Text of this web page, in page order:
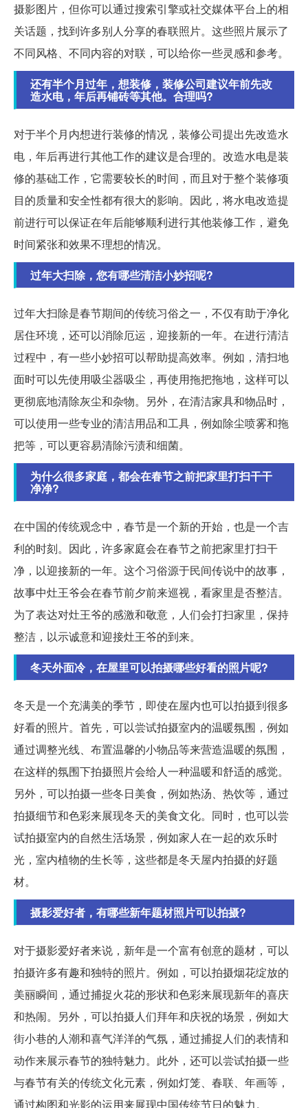
摄影图片，但你可以通过搜索引擎或社交媒体平台上的相
关话题，找到许多别人分享的春联照片。这些照片展示了
不同风格、不同内容的对联，可以给你一些灵感和参考。
还有半个月过年，想装修，装修公司建议年前先改
造水电，年后再铺砖等其他。合理吗?
对于半个月内想进行装修的情况，装修公司提出先改造水
电，年后再进行其他工作的建议是合理的。改造水电是装
修的基础工作，它需要较长的时间，而且对于整个装修项
目的质量和安全性都有很大的影响。因此，将水电改造提
前进行可以保证在年后能够顺利进行其他装修工作，避免
时间紧张和效果不理想的情况。
过年大扫除，您有哪些清洁小妙招呢?
过年大扫除是春节期间的传统习俗之一，不仅有助于净化
居住环境，还可以消除厄运，迎接新的一年。在进行清洁
过程中，有一些小妙招可以帮助提高效率。例如，清扫地
面时可以先使用吸尘器吸尘，再使用拖把拖地，这样可以
更彻底地清除灰尘和杂物。另外，在清洁家具和物品时，
可以使用一些专业的清洁用品和工具，例如除尘喷雾和拖
把等，可以更容易清除污渍和细菌。
为什么很多家庭，都会在春节之前把家里打扫干干
净净?
在中国的传统观念中，春节是一个新的开始，也是一个吉
利的时刻。因此，许多家庭会在春节之前把家里打扫干
净，以迎接新的一年。这个习俗源于民间传说中的故事，
故事中灶王爷会在春节前夕前来巡视，看家里是否整洁。
为了表达对灶王爷的感激和敬意，人们会打扫家里，保持
整洁，以示诚意和迎接灶王爷的到来。
冬天外面冷，在屋里可以拍摄哪些好看的照片呢?
冬天是一个充满美的季节，即使在屋内也可以拍摄到很多
好看的照片。首先，可以尝试拍摄室内的温暖氛围，例如
通过调整光线、布置温馨的小物品等来营造温暖的氛围，
在这样的氛围下拍摄照片会给人一种温暖和舒适的感觉。
另外，可以拍摄一些冬日美食，例如热汤、热饮等，通过
拍摄细节和色彩来展现冬天的美食文化。同时，也可以尝
试拍摄室内的自然生活场景，例如家人在一起的欢乐时
光，室内植物的生长等，这些都是冬天屋内拍摄的好题
材。
摄影爱好者，有哪些新年题材照片可以拍摄?
对于摄影爱好者来说，新年是一个富有创意的题材，可以
拍摄许多有趣和独特的照片。例如，可以拍摄烟花绽放的
美丽瞬间，通过捕捉火花的形状和色彩来展现新年的喜庆
和热闹。另外，可以拍摄人们拜年和庆祝的场景，例如大
街小巷的人潮和喜气洋洋的气氛，通过捕捉人们的表情和
动作来展示春节的独特魅力。此外，还可以尝试拍摄一些
与春节有关的传统文化元素，例如灯笼、春联、年画等，
通过构图和光影的运用来展现中国传统节日的魅力。